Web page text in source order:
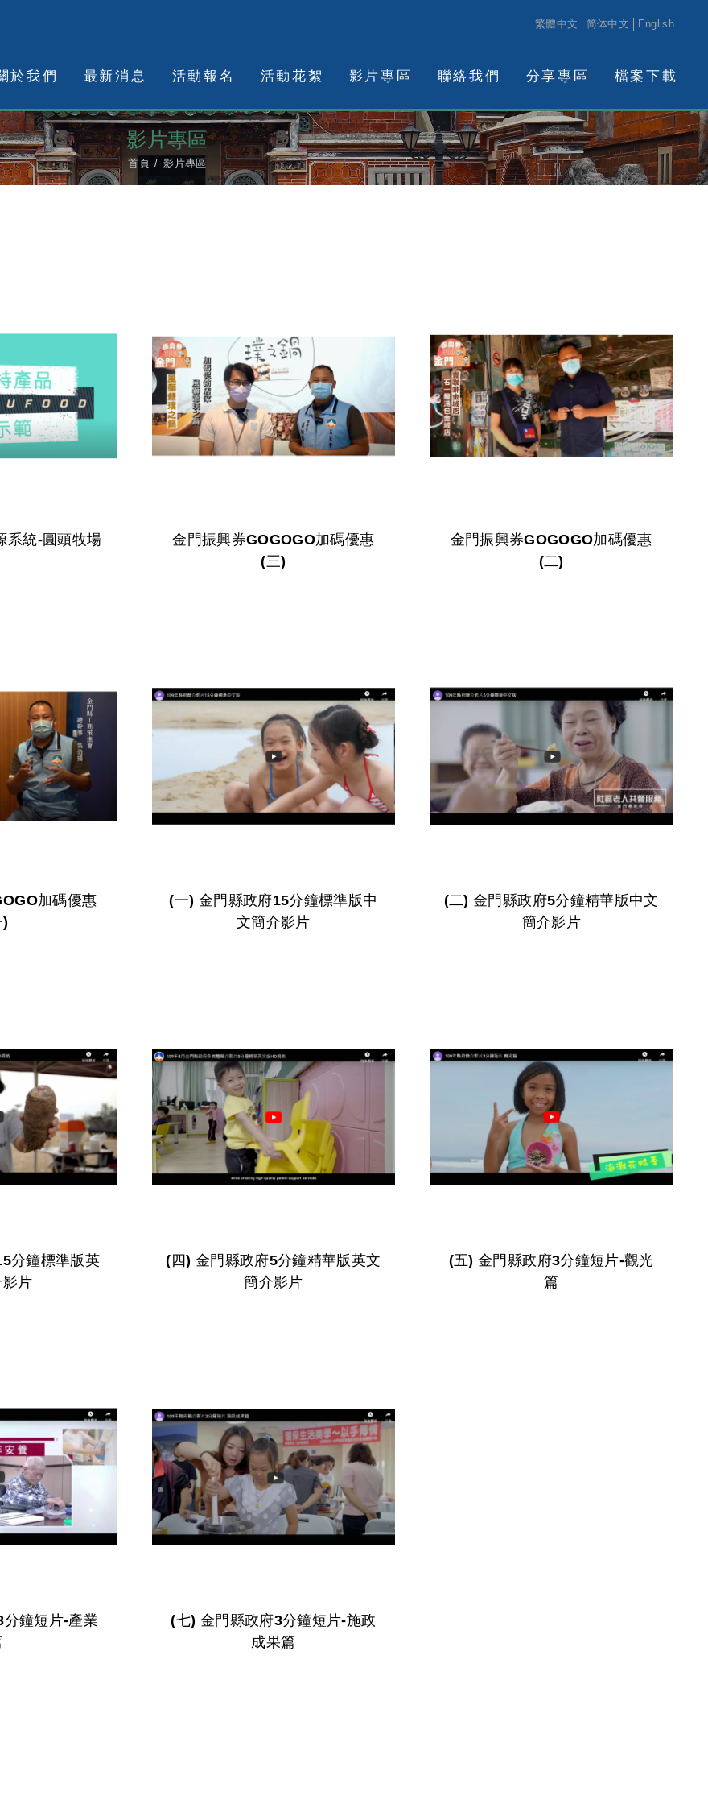
繁體中文 简体中文 English
於我們 最新消息 活動報名 活動花絮 影片專區 聯絡我們 分享專區 檔案下載
影片專區
首頁 影片專區
系統-圓頭牧場
金門振興券GOGOGO加碼優惠
(三)
金門振興券GOGOGO加碼優惠
(二)
加碼優惠
(一) 金門縣政府15分鐘標準版中
文簡介影片
(二) 金門縣政府5分鐘精華版中文
簡介影片
片
(四) 金門縣政府5分鐘精華版英文
簡介影片
(五) 金門縣政府3分鐘短片-觀光
篇
(七) 金門縣政府3分鐘短片-施政
成果篇